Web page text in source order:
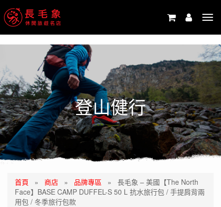
登山健行
首頁 » 商店 » 品牌專區 » 長毛象 – 美國【The North
Face】BASE CAMP DUFFEL-S 50 L 抗水旅行包 / 手提肩背兩
用包 / 冬季旅行包款